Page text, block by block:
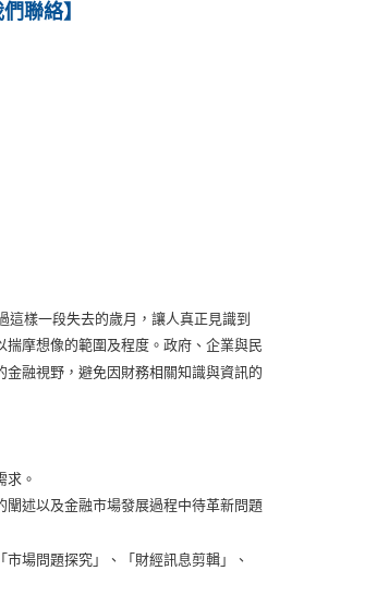
聯絡】
這樣一段失去的歲月，讓人真正見識到
摩想像的範圍及程度。政府、企業與民
融視野，避免因財務相關知識與資訊的
求。
述以及金融市場發展過程中待革新問題
場問題探究」、「財經訊息剪輯」、